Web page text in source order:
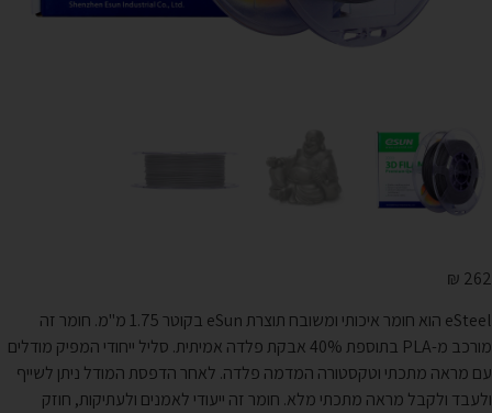
₪ 262
eSteel הוא חומר איכותי ומשובח תוצרת eSun בקוטר 1.75 מ"מ. חומר זה
מורכב מ-PLA בתוספת 40% אבקת פלדה אמיתית. סליל ייחודי המפיק מודלים
עם מראה מתכתי וטקסטורה המדמה פלדה. לאחר הדפסת המודל ניתן לשייף
ולעבד ולקבל מראה מתכתי מלא. חומר זה ייעודי לאמנים ולעתיקות, חוזק